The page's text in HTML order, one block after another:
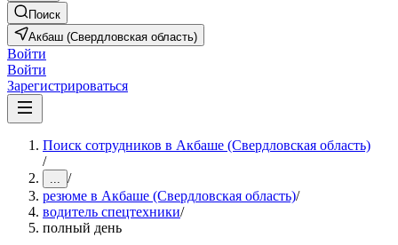
Поиск
Акбаш (Свердловская область)
Войти
Войти
Зарегистрироваться
Поиск сотрудников в Акбаше (Свердловская область)
/
... /
резюме в Акбаше (Свердловская область)/
водитель спецтехники/
полный день